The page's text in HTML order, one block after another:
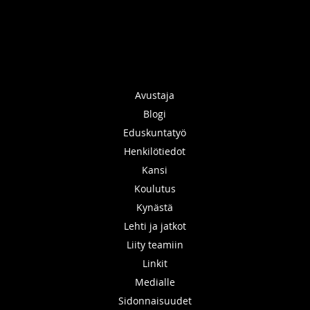
Avustaja
Blogi
Eduskuntatyö
Henkilötiedot
Kansi
Koulutus
Kynästä
Lehti ja jatkot
Liity teamiin
Linkit
Medialle
Sidonnaisuudet